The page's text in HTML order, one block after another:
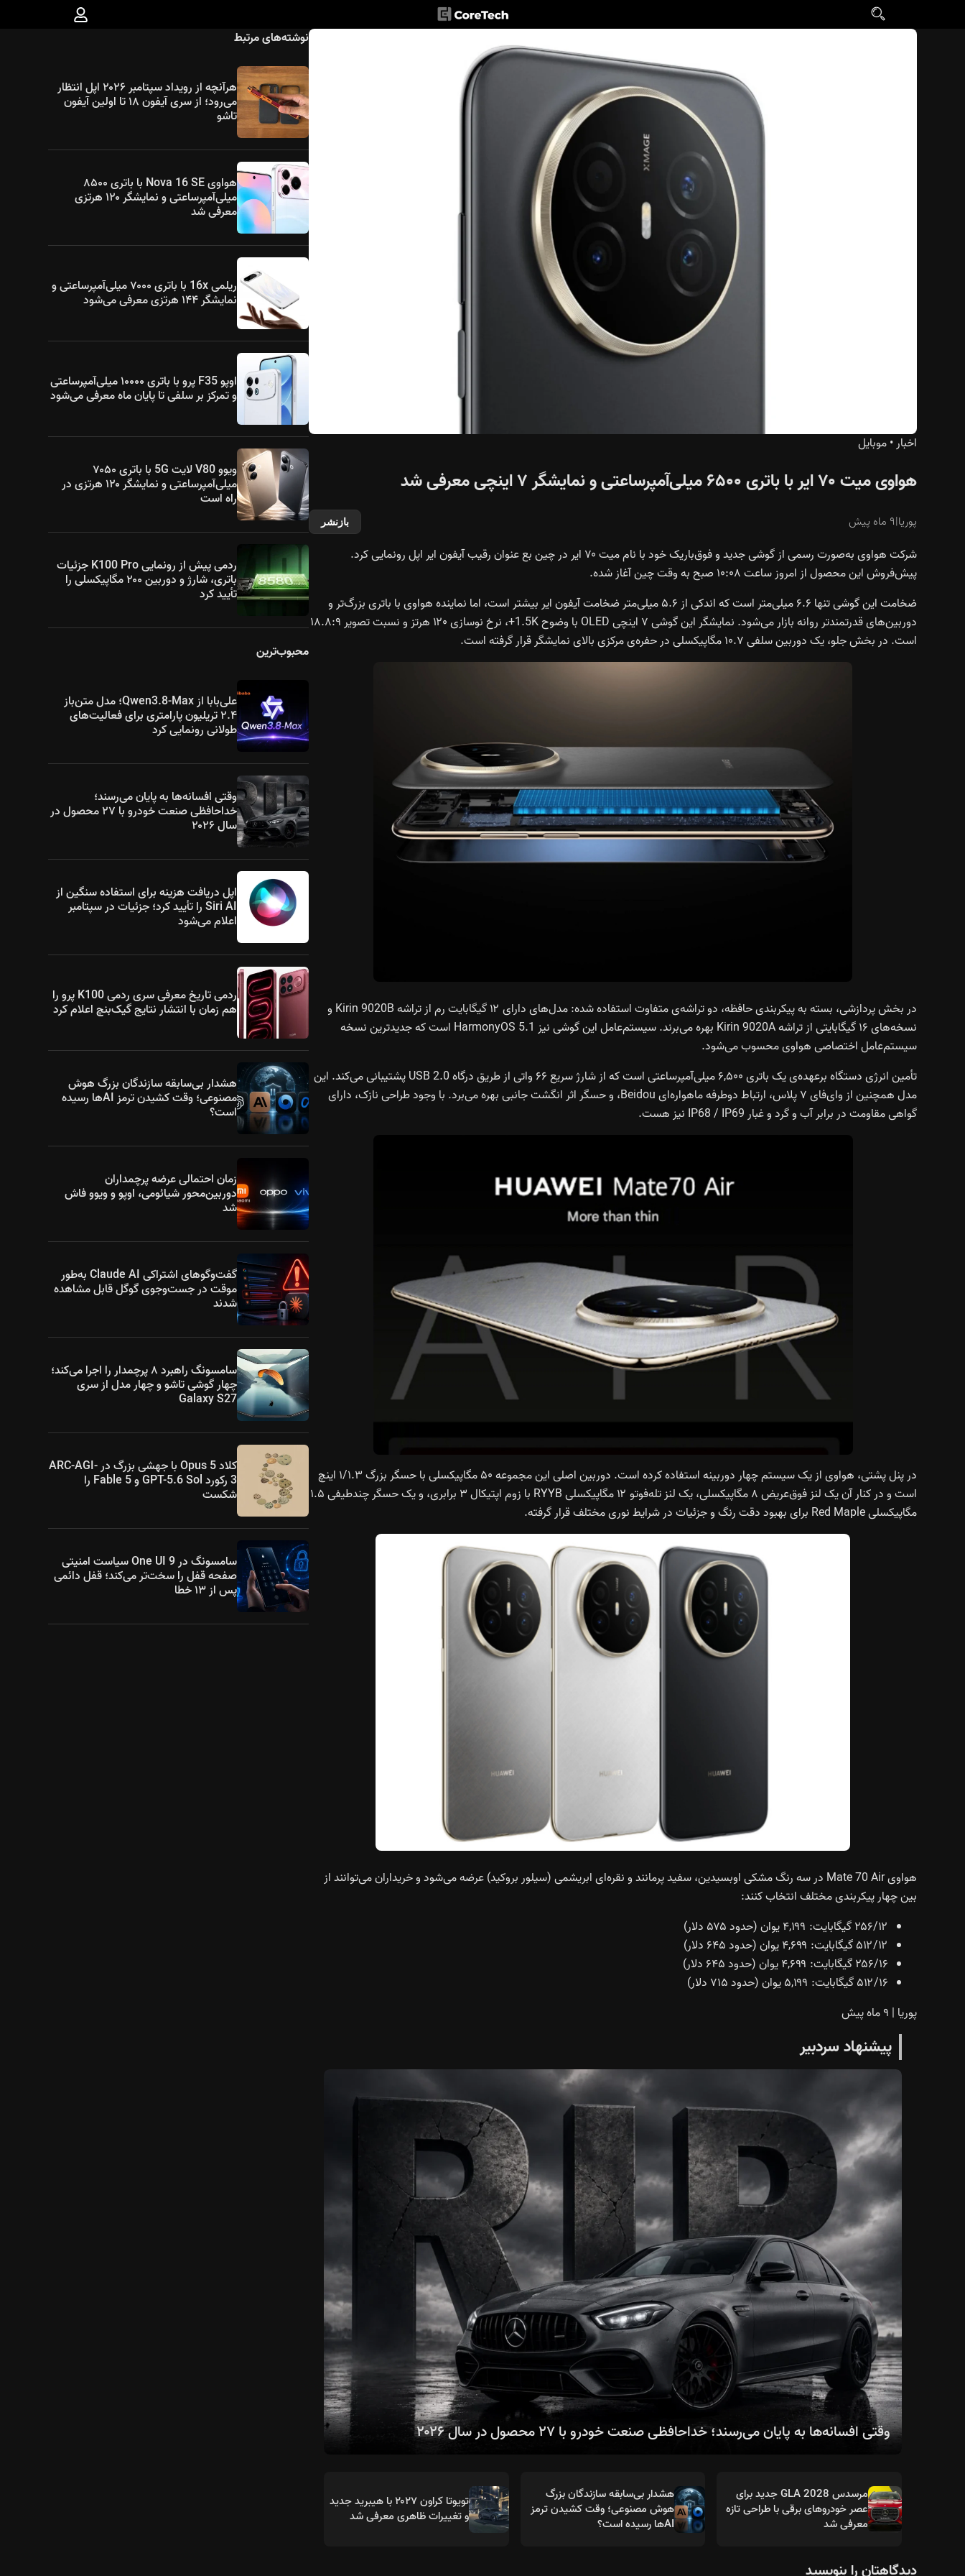
اخبار•موبایل
هواوی میت ۷۰ ایر با باتری ۶۵۰۰ میلی‌آمپرساعتی و نمایشگر ۷ اینچی معرفی شد
پوریا|۹ ماه پیش بازنشر
شرکت هواوی به‌صورت رسمی از گوشی جدید و فوق‌باریک خود با نام میت ۷۰ ایر در چین بع عنوان رقیب آیفون ایر اپل رونمایی کرد.
پیش‌فروش این محصول از امروز ساعت ۱۰:۰۸ صبح به وقت چین آغاز شده.
ضخامت این گوشی تنها ۶.۶ میلی‌متر است که اندکی از ۵.۶ میلی‌متر ضخامت آیفون ایر بیشتر است، اما نماینده هواوی با باتری بزرگ‌تر و
دوربین‌های قدرتمندتر روانه بازار می‌شود. نمایشگر این گوشی ۷ اینچی OLED با وضوح 1.5K+، نرخ نوسازی ۱۲۰ هرتز و نسبت تصویر ۱۸.۸:۹
است. در بخش جلو، یک دوربین سلفی ۱۰.۷ مگاپیکسلی در حفره‌ی مرکزی بالای نمایشگر قرار گرفته است.
در بخش پردازشی، بسته به پیکربندی حافظه، دو تراشه‌ی متفاوت استفاده شده: مدل‌های دارای ۱۲ گیگابایت رم از تراشه Kirin 9020B و
نسخه‌های ۱۶ گیگابایتی از تراشه Kirin 9020A بهره می‌برند. سیستم‌عامل این گوشی نیز HarmonyOS 5.1 است که جدیدترین نسخه
سیستم‌عامل اختصاصی هواوی محسوب می‌شود.
تأمین انرژی دستگاه برعهده‌ی یک باتری ۶,۵۰۰ میلی‌آمپرساعتی است که از شارژ سریع ۶۶ واتی از طریق درگاه USB 2.0 پشتیبانی می‌کند. این
مدل همچنین از وای‌فای ۷ پلاس، ارتباط دوطرفه ماهواره‌ای Beidou، و حسگر اثر انگشت جانبی بهره می‌برد. با وجود طراحی نازک، دارای
گواهی مقاومت در برابر آب و گرد و غبار IP68 / IP69 نیز هست.
در پنل پشتی، هواوی از یک سیستم چهار دوربینه استفاده کرده است. دوربین اصلی این مجموعه ۵۰ مگاپیکسلی با حسگر بزرگ ۱/۱.۳ اینچ
است و در کنار آن یک لنز فوق‌عریض ۸ مگاپیکسلی، یک لنز تله‌فوتو ۱۲ مگاپیکسلی RYYB با زوم اپتیکال ۳ برابری، و یک حسگر چندطیفی ۱.۵
مگاپیکسلی Red Maple برای بهبود دقت رنگ و جزئیات در شرایط نوری مختلف قرار گرفته.
هواوی Mate 70 Air در سه رنگ مشکی اوبسیدین، سفید پرمانند و نقره‌ای ابریشمی (سیلور بروکید) عرضه می‌شود و خریداران می‌توانند از
بین چهار پیکربندی مختلف انتخاب کنند:
۲۵۶/۱۲ گیگابایت: ۴,۱۹۹ یوان (حدود ۵۷۵ دلار)
۵۱۲/۱۲ گیگابایت: ۴,۶۹۹ یوان (حدود ۶۴۵ دلار)
۲۵۶/۱۶ گیگابایت: ۴,۶۹۹ یوان (حدود ۶۴۵ دلار)
۵۱۲/۱۶ گیگابایت: ۵,۱۹۹ یوان (حدود ۷۱۵ دلار)
پوریا | ۹ ماه پیش
پیشنهاد سردبیر
وقتی افسانه‌ها به پایان می‌رسند؛ خداحافظی صنعت خودرو با ۲۷ محصول در سال ۲۰۲۶
مرسدس GLA 2028 جدید برای
عصر خودروهای برقی با طراحی تازه
معرفی شد
هشدار بی‌سابقه سازندگان بزرگ
هوش مصنوعی؛ وقت کشیدن ترمز
AIها رسیده است؟
تویوتا کراون ۲۰۲۷ با هیبرید جدید
و تغییرات ظاهری معرفی شد
دیدگاهتان را بنویسید
نوشته‌های مرتبط
هرآنچه از رویداد سپتامبر ۲۰۲۶ اپل انتظار
می‌رود؛ از سری آیفون ۱۸ تا اولین آیفون
تاشو
هواوی Nova 16 SE با باتری ۸۵۰۰
میلی‌آمپرساعتی و نمایشگر ۱۲۰ هرتزی
معرفی شد
ریلمی 16x با باتری ۷۰۰۰ میلی‌آمپرساعتی و
نمایشگر ۱۴۴ هرتزی معرفی می‌شود
اوپو F35 پرو با باتری ۱۰۰۰۰ میلی‌آمپرساعتی
و تمرکز بر سلفی تا پایان ماه معرفی می‌شود
ویوو V80 لایت 5G با باتری ۷۰۵۰
میلی‌آمپرساعتی و نمایشگر ۱۲۰ هرتزی در
راه است
ردمی پیش از رونمایی K100 Pro جزئیات
باتری، شارژ و دوربین ۲۰۰ مگاپیکسلی را
تأیید کرد
محبوب‌ترین
علی‌بابا از Qwen3.8-Max؛ مدل متن‌باز
۲.۴ تریلیون پارامتری برای فعالیت‌های
طولانی رونمایی کرد
وقتی افسانه‌ها به پایان می‌رسند؛
خداحافظی صنعت خودرو با ۲۷ محصول در
سال ۲۰۲۶
اپل دریافت هزینه برای استفاده سنگین از
Siri AI را تأیید کرد؛ جزئیات در سپتامبر
اعلام می‌شود
ردمی تاریخ معرفی سری ردمی K100 پرو را
هم زمان با انتشار نتایج گیک‌بنچ اعلام کرد
هشدار بی‌سابقه سازندگان بزرگ هوش
مصنوعی؛ وقت کشیدن ترمز AIها رسیده
است؟
زمان احتمالی عرضه پرچمداران
دوربین‌محور شیائومی، اوپو و ویوو فاش
شد
گفت‌وگوهای اشتراکی Claude AI به‌طور
موقت در جست‌وجوی گوگل قابل مشاهده
شدند
سامسونگ راهبرد ۸ پرچمدار را اجرا می‌کند؛
چهار گوشی تاشو و چهار مدل از سری
Galaxy S27
کلاد Opus 5 با جهشی بزرگ در ARC-AGI-
3 رکورد GPT-5.6 Sol و Fable 5 را
شکست
سامسونگ در One UI 9 سیاست امنیتی
صفحه قفل را سخت‌تر می‌کند؛ قفل دائمی
پس از ۱۳ خطا